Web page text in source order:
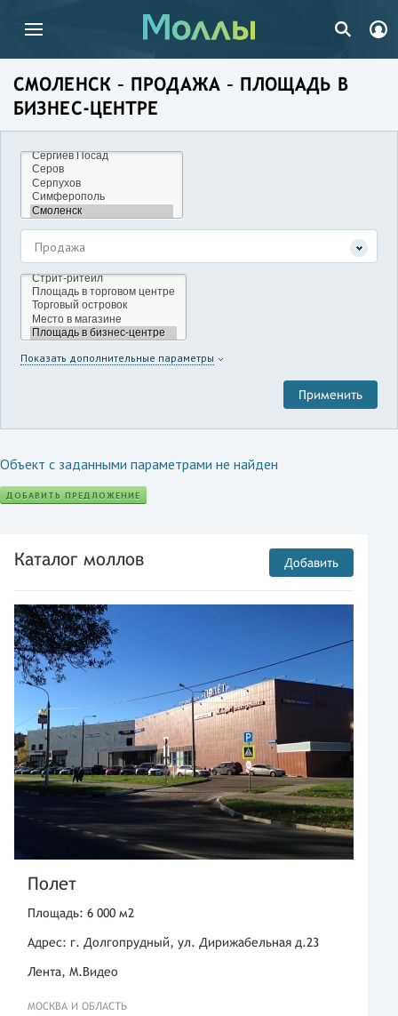
СМОЛЕНСК – ПРОДАЖА – ПЛОЩАДЬ В
БИЗНЕС-ЦЕНТРЕ
Продажа
Показать дополнительные параметры
Объект с заданными параметрами не найден
ДОБАВИТЬ ПРЕДЛОЖЕНИЕ
Каталог моллов Добавить
Полет
Площадь: 6 000 м2
Адрес: г. Долгопрудный, ул. Дирижабельная д.23
Лента, М.Видео
МОСКВА И ОБЛАСТЬ